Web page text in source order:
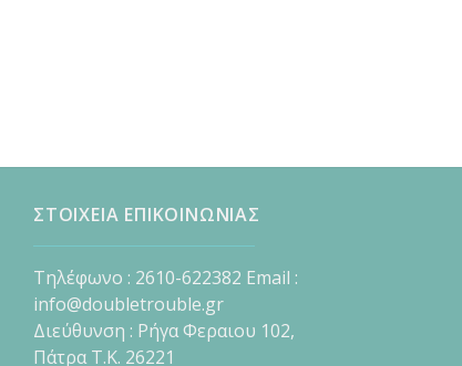
ΣΤΟΙΧΕΙΑ ΕΠΙΚΟΙΝΩΝΙΑΣ
Τηλέφωνο : 2610-622382 Email :
info@doubletrouble.gr
Διεύθυνση : Ρήγα Φεραιου 102,
Πάτρα Τ.Κ. 26221